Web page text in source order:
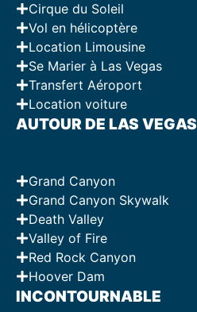
Cirque du Soleil
Vol en hélicoptère
Location Limousine
Se Marier à Las Vegas
Transfert Aéroport
Location voiture
AUTOUR DE LAS VEGAS
Grand Canyon
Grand Canyon Skywalk
Death Valley
Valley of Fire
Red Rock Canyon
Hoover Dam
INCONTOURNABLE